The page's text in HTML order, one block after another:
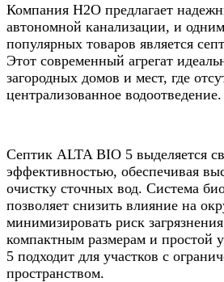
Компания Н2О предлагает
автономной канализации, и
популярных товаров является
Этот современный агрегат
загородных домов и мест, где
централизованное водоотведение.
Септик ALTA BIO 5 выделяется
эффективностью, обеспечивая
очистку сточных вод. Система
позволяет снизить влияние на
минимизировать риск
компактным размерам и простой
5 подходит для участков с
пространством.